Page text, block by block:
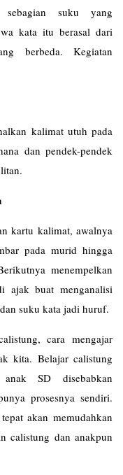
suku yang
kata itu berasal dari
berbeda. Kegiatan
kalimat utuh pada
dan pendek-pendek
kartu kalimat, awalnya
pada murid hingga
menempelkan
ajak buat menganalisi
suku kata jadi huruf.
cara mengajar
kita. Belajar calistung
SD disebabkan
prosesnya sendiri.
akan memudahkan
calistung dan anakpun